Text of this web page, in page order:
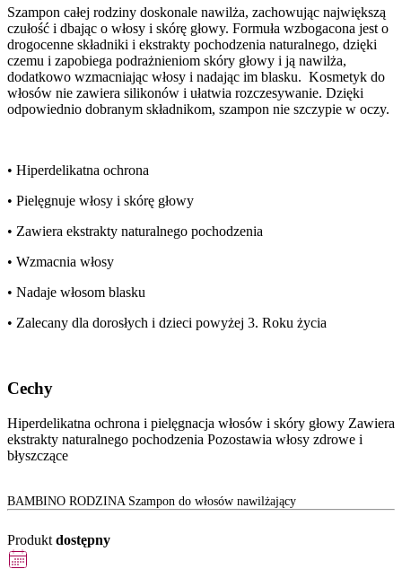
Szampon całej rodziny doskonale nawilża, zachowując największą
czułość i dbając o włosy i skórę głowy. Formuła wzbogacona jest o
drogocenne składniki i ekstrakty pochodzenia naturalnego, dzięki
czemu i zapobiega podrażnieniom skóry głowy i ją nawilża,
dodatkowo wzmacniając włosy i nadając im blasku. Kosmetyk do
włosów nie zawiera silikonów i ułatwia rozczesywanie. Dzięki
odpowiednio dobranym składnikom, szampon nie szczypie w oczy.
• Hiperdelikatna ochrona
• Pielęgnuje włosy i skórę głowy
• Zawiera ekstrakty naturalnego pochodzenia
• Wzmacnia włosy
• Nadaje włosom blasku
• Zalecany dla dorosłych i dzieci powyżej 3. Roku życia
Cechy
Hiperdelikatna ochrona i pielęgnacja włosów i skóry głowy Zawiera
ekstrakty naturalnego pochodzenia Pozostawia włosy zdrowe i
błyszczące
BAMBINO RODZINA Szampon do włosów nawilżający
Produkt dostępny